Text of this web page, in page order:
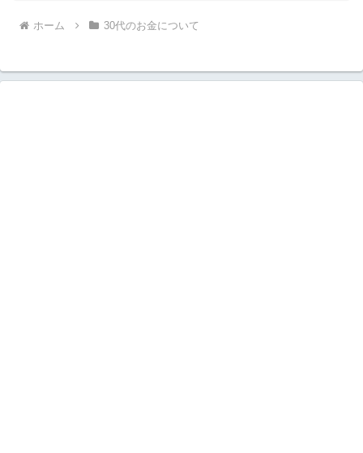
ホーム 30代のお金について